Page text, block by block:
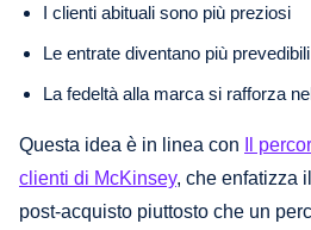
I clienti abituali sono più preziosi
Le entrate diventano più prevedibili
La fedeltà alla marca si rafforza
Questa idea è in linea con
Il
clienti di McKinsey, che enfatizza
post-acquisto piuttosto che un